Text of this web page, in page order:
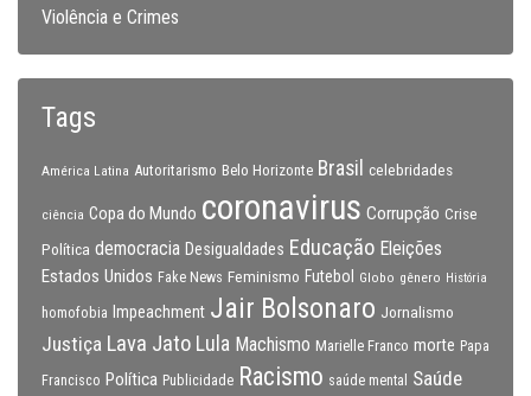
Violência e Crimes
Tags
América Latina Autoritarismo Belo Horizonte Brasil celebridades
ciência Copa do Mundo coronavirus Corrupção Crise
Política democracia Desigualdades Educação Eleições
Estados Unidos Fake News Feminismo Futebol Globo gênero História
homofobia Impeachment Jair Bolsonaro Jornalismo
Justiça Lava Jato Lula Machismo Marielle Franco morte Papa
Francisco Política Publicidade Racismo saúde mental
Saúde